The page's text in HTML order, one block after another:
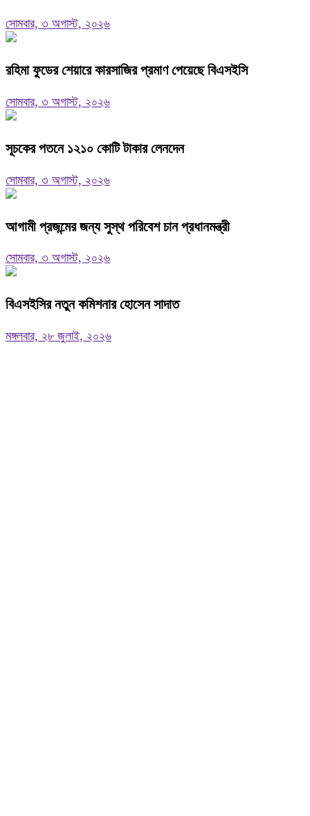
সোমবার, ৩ অগাস্ট, ২০২৬
রহিমা ফুডের শেয়ারে কারসাজির প্রমাণ পেয়েছে বিএসইসি
সোমবার, ৩ অগাস্ট, ২০২৬
সূচকের পতনে ১২১০ কোটি টাকার লেনদেন
সোমবার, ৩ অগাস্ট, ২০২৬
আগামী প্রজন্মের জন্য সুস্থ পরিবেশ চান প্রধানমন্ত্রী
সোমবার, ৩ অগাস্ট, ২০২৬
বিএসইসির নতুন কমিশনার হোসেন সাদাত
মঙ্গলবার, ২৮ জুলাই, ২০২৬